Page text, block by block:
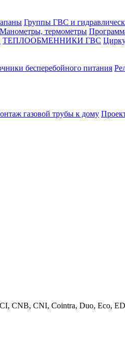
Группы ГВС и
Манометры, термометры
ТЕПЛООБМЕННИКИ ГВС
бесперебойного питания
газовой трубы к дому
CNB, CNI, Cointra, Duo, Eco,